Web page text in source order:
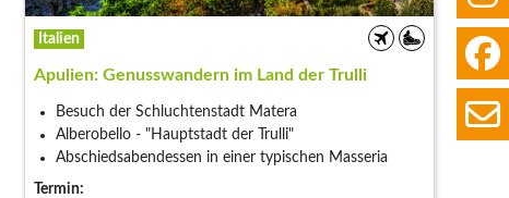
Italien
Apulien: Genusswandern im Land der Trulli
Besuch der Schluchtenstadt Matera
Alberobello - "Hauptstadt der Trulli"
Abschiedsabendessen in einer typischen Masseria
Termin: